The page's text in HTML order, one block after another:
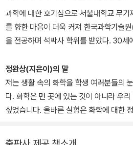
4권에서는 화학 반응을 이야기한다. 굴
고, 머리카락 간장으로 요리를 하고, 알코
고 쇼핑하러 가는 과학공화국 사람들이 소
5권에서는 우리 생활 속에 녹아있는 화학
고 있다. 예컨대, 양파를 썰면 눈물이 나
솔로 만드는 방법, 물에 젖어 쭈글쭈글해
과학에 대한 호기심으로 서울대학교 무기
를 향한 마음이 더욱 커져 한국과학기술
을 전공하며 석박사 학위를 받았다. 30세
않기 위해 꾸준히 연구하며 현재까지 국
여 편의 논문을 게재했다. 직접 만나는 학
들에게 과학과 수학의 즐거움을 알려주
있다. [과학자가 들려주는 과학 이야기 시
정완상(지은이)의 말
저는 생활 속의 화학을 학생 여러분들의
다. 화학은 먼 곳에 있는 것이 아니라 우
싶었습니다. 올바른 실험은 화학에 대한